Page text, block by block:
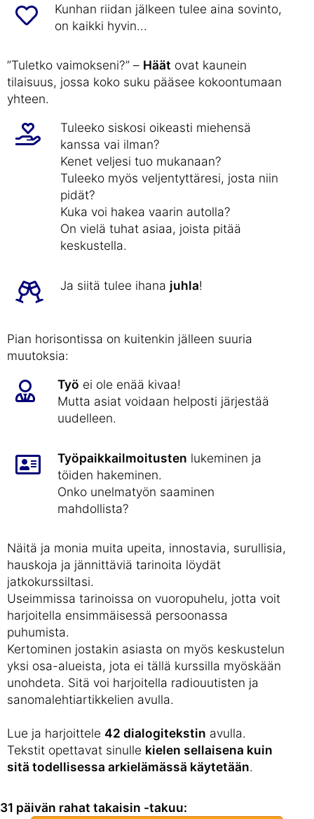
Kunhan riidan jälkeen tulee aina sovinto,
on kaikki hyvin...
”Tuletko vaimokseni?” – Häät ovat kaunein
tilaisuus, jossa koko suku pääsee kokoontumaan
yhteen.
Tuleeko siskosi oikeasti miehensä
kanssa vai ilman?
Kenet veljesi tuo mukanaan?
Tuleeko myös veljentyttäresi, josta niin
pidät?
Kuka voi hakea vaarin autolla?
On vielä tuhat asiaa, joista pitää
keskustella.
Ja siitä tulee ihana juhla!
Pian horisontissa on kuitenkin jälleen suuria
muutoksia:
Työ ei ole enää kivaa!
Mutta asiat voidaan helposti järjestää
uudelleen.
Työpaikkailmoitusten lukeminen ja
töiden hakeminen.
Onko unelmatyön saaminen
mahdollista?
Näitä ja monia muita upeita, innostavia, surullisia,
hauskoja ja jännittäviä tarinoita löydät
jatkokurssiltasi.
Useimmissa tarinoissa on vuoropuhelu, jotta voit
harjoitella ensimmäisessä persoonassa
puhumista.
Kertominen jostakin asiasta on myös keskustelun
yksi osa-alueista, jota ei tällä kurssilla myöskään
unohdeta. Sitä voi harjoitella radiouutisten ja
sanomalehtiartikkelien avulla.
Lue ja harjoittele 42 dialogitekstin avulla.
Tekstit opettavat sinulle kielen sellaisena kuin
sitä todellisessa arkielämässä käytetään.
31 päivän rahat takaisin -takuu: